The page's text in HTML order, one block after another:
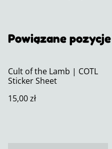
Powiązane pozycje
Cult of the Lamb | COTL
Sticker Sheet
15,00 zł